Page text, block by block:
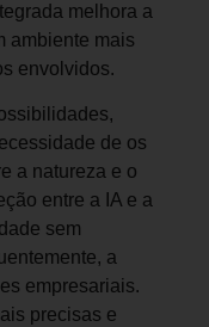
melhora a
ambiente mais
envolvidos.
de os
a natureza e o
entre a IA e a
sem
a
empresariais.
precisas e